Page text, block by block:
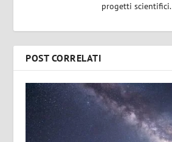
progetti scientifici.
POST CORRELATI